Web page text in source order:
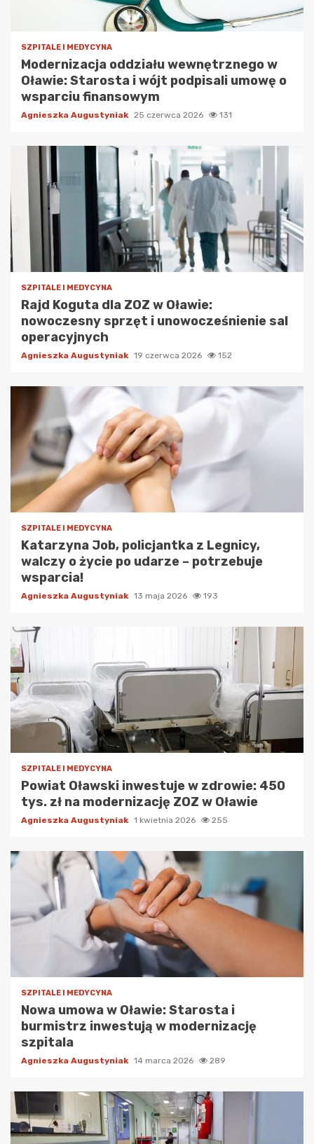
SZPITALE I MEDYCYNA
Modernizacja oddziału wewnętrznego w
Oławie: Starosta i wójt podpisali umowę o
wsparciu finansowym
Agnieszka Augustyniak 25 czerwca 2026 131
SZPITALE I MEDYCYNA
Rajd Koguta dla ZOZ w Oławie:
nowoczesny sprzęt i unowocześnienie sal
operacyjnych
Agnieszka Augustyniak 19 czerwca 2026 152
SZPITALE I MEDYCYNA
Katarzyna Job, policjantka z Legnicy,
walczy o życie po udarze – potrzebuje
wsparcia!
Agnieszka Augustyniak 13 maja 2026 193
SZPITALE I MEDYCYNA
Powiat Oławski inwestuje w zdrowie: 450
tys. zł na modernizację ZOZ w Oławie
Agnieszka Augustyniak 1 kwietnia 2026 255
SZPITALE I MEDYCYNA
Nowa umowa w Oławie: Starosta i
burmistrz inwestują w modernizację
szpitala
Agnieszka Augustyniak 14 marca 2026 289